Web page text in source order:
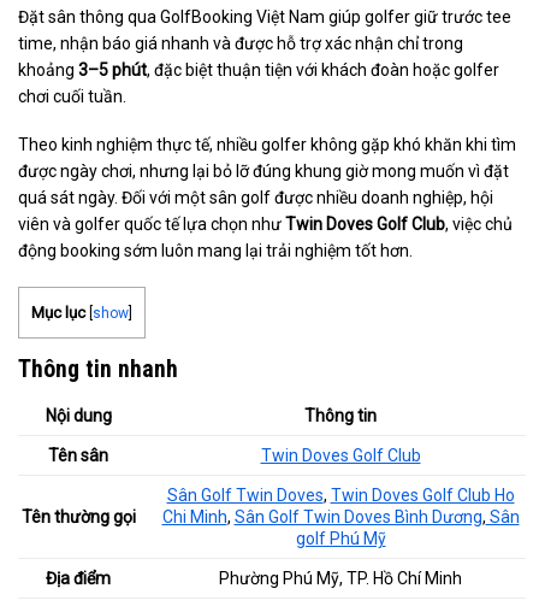
Đặt sân thông qua GolfBooking Việt Nam giúp golfer giữ trước tee
time, nhận báo giá nhanh và được hỗ trợ xác nhận chỉ trong
khoảng 3–5 phút, đặc biệt thuận tiện với khách đoàn hoặc golfer
chơi cuối tuần.
Theo kinh nghiệm thực tế, nhiều golfer không gặp khó khăn khi tìm
được ngày chơi, nhưng lại bỏ lỡ đúng khung giờ mong muốn vì đặt
quá sát ngày. Đối với một sân golf được nhiều doanh nghiệp, hội
viên và golfer quốc tế lựa chọn nhưTwin Doves Golf Club, việc chủ
động booking sớm luôn mang lại trải nghiệm tốt hơn.
Mục lục show
Thông tin nhanh
Nội dung Thông tin
Tên sân Twin Doves Golf Club
Tên thường gọi
Sân Golf Twin Doves, Twin Doves Golf Club Ho
Chi Minh, Sân Golf Twin Doves Bình Dương, Sân
golf Phú Mỹ
Địa điểm Phường Phú Mỹ, TP. Hồ Chí Minh